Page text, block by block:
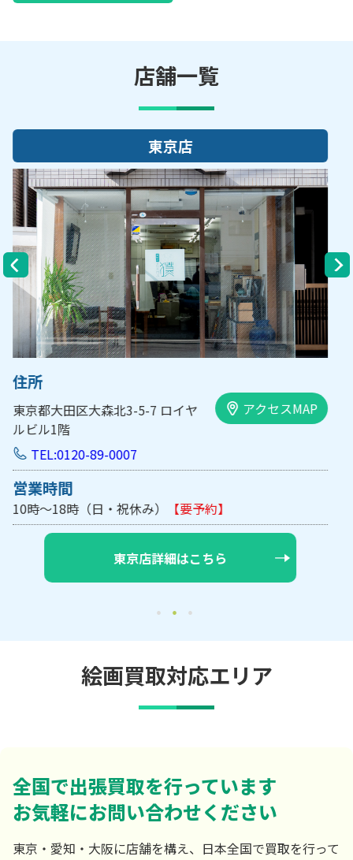
店舗一覧
大阪店
住所
大阪市中央区内平野町1-1-5 西大
手前ビル103号
アクセスMAP
TEL:0120-89-0007
営業時間
10時～18時（日・祝休み/土曜は不定休）
大阪店詳細はこちら
絵画買取対応エリア
全国で出張買取を行っています
お気軽にお問い合わせください
東京・愛知・大阪に店舗を構え、日本全国で買取を行って